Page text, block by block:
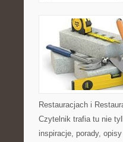
Restauracjach i
Czytelnik trafia tu nie
inspiracje, porady,